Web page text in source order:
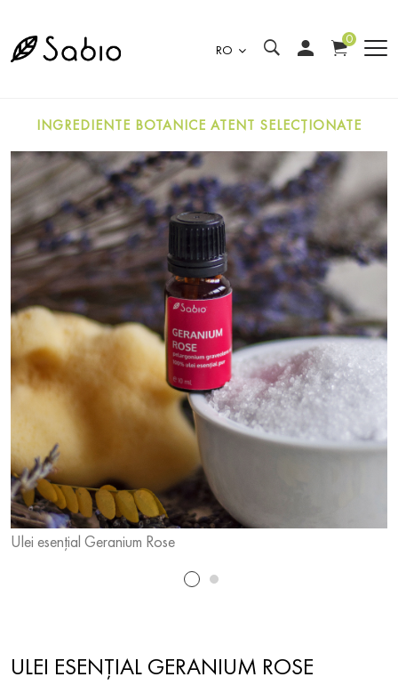
RO
0
INGREDIENTE BOTANICE ATENT SELECȚIONATE
Ulei esențial Geranium Rose
ULEI ESENȚIAL GERANIUM ROSE